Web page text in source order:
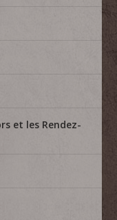
et les Rendez-